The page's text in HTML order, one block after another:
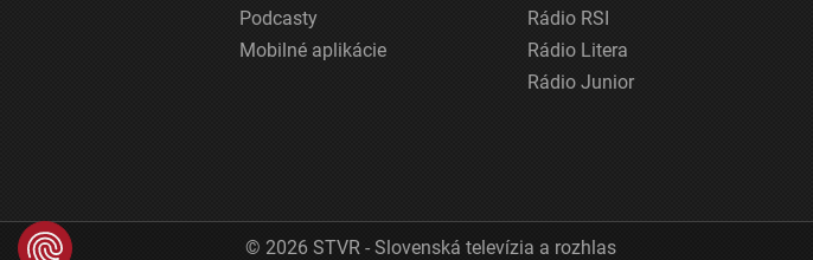
Podcasty
Mobilné aplikácie
Rádio RSI
Rádio Litera
Rádio Junior
© 2026 STVR - Slovenská televízia a rozhlas